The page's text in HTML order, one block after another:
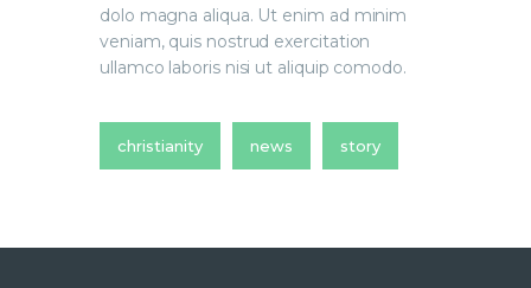
dolo magna aliqua. Ut enim ad minim
veniam, quis nostrud exercitation
ullamco laboris nisi ut aliquip comodo.
christianity news story